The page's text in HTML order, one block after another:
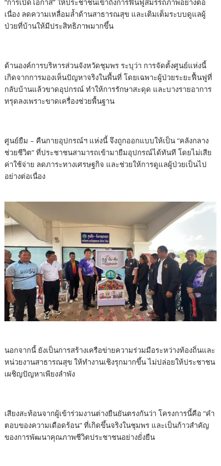
“การเปิดโอกาส” ให้ประชาชนเข้าถึงการฟื้นฟูสมรรถภาพอย่างต่อ
เนื่อง ลดความเหลื่อมล้ำด้านสาธารณสุข และเติมเต็มระบบดูแลผู้
ป่วยที่บ้านให้มีประสิทธิภาพมากขึ้น
ด้านองค์การบริหารส่วนจังหวัดชุมพร ระบุว่า การจัดตั้งศูนย์แห่งนี้
เกิดจากการมองเห็นปัญหาจริงในพื้นที่ โดยเฉพาะผู้ป่วยระยะฟื้นฟูที่
กลับบ้านแล้วขาดอุปกรณ์ ทำให้การรักษาสะดุด และบางรายอาการ
ทรุดลงเพราะขาดเครื่องช่วยพื้นฐาน
ศูนย์ยืม – คืนกายอุปกรณ์ฯ แห่งนี้ จึงถูกออกแบบให้เป็น “คลังกลาง
ช่วยชีวิต” ที่ประชาชนสามารถเข้ามายืมอุปกรณ์ได้ทันที โดยไม่เสีย
ค่าใช้จ่าย ลดภาระทางเศรษฐกิจ และช่วยให้การดูแลผู้ป่วยเป็นไป
อย่างต่อเนื่อง
นอกจากนี้ ยังเป็นการสร้างเครือข่ายความร่วมมือระหว่างท้องถิ่นและ
หน่วยงานสาธารณสุข ให้ทำงานเชิงรุกมากขึ้น ไม่ปล่อยให้ประชาชน
เผชิญปัญหาเพียงลำพัง
เสียงสะท้อนจากผู้เข้าร่วมงานต่างยืนยันตรงกันว่า โครงการนี้คือ “คำ
ตอบของความเดือดร้อน” ที่เกิดขึ้นจริงในชุมพร และเป็นก้าวสำคัญ
ของการพัฒนาคุณภาพชีวิตประชาชนอย่างยั่งยืน